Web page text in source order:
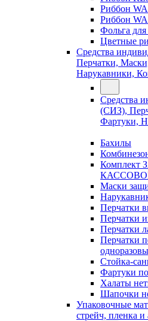
Риббон
Риббон
Фольга
Цветные
Средства
Перчатки,
Нарукавники,
Средства
(СИЗ),
Фартуки,
Бахилы
Комплект
Маски
Перчатки
Перчатки
Перчатки
Перчатки
Стойка-
Фартуки
Халаты
Шапочки
Упаковочные
стрейч, пленка и